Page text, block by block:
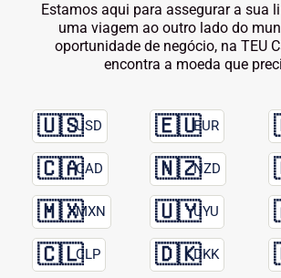
Estamos aqui para assegurar a sua
uma viagem ao outro lado do
oportunidade de negócio, na TEU
encontra a moeda que
🇺🇸USD 🇪🇺EUR
🇨🇦CAD 🇳🇿NZD
🇲🇽MXN 🇺🇾UYU
🇨🇱CLP 🇩🇰DKK